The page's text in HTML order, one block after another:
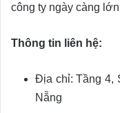
công ty ngày càng
Thông tin liên hệ:
Địa chỉ: Tầng 4,
Nẵng